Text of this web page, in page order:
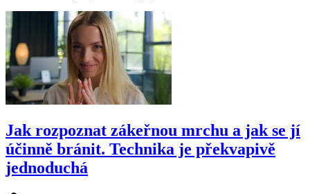
Jak rozpoznat zákeřnou mrchu a jak se jí
účinně bránit. Technika je překvapivě
jednoduchá